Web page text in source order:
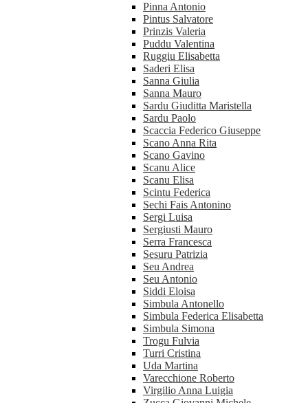
Pinna Antonio
Pintus Salvatore
Prinzis Valeria
Puddu Valentina
Ruggiu Elisabetta
Saderi Elisa
Sanna Giulia
Sanna Mauro
Sardu Giuditta Maristella
Sardu Paolo
Scaccia Federico Giuseppe
Scano Anna Rita
Scano Gavino
Scanu Alice
Scanu Elisa
Scintu Federica
Sechi Fais Antonino
Sergi Luisa
Sergiusti Mauro
Serra Francesca
Sesuru Patrizia
Seu Andrea
Seu Antonio
Siddi Eloisa
Simbula Antonello
Simbula Federica Elisabetta
Simbula Simona
Trogu Fulvia
Turri Cristina
Uda Martina
Varecchione Roberto
Virgilio Anna Luigia